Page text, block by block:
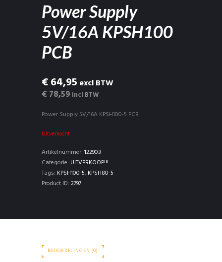
Power Supply
5V/16A KPSH100
PCB
€ 64,95 excl BTW
€ 78,59 incl BTW
Power Supply 5V/16A KPSH100-5 PCB
Uitverkocht
Artikelnummer: 122903
Categorie: UITVERKOOP!!!
Tags: KPSH100-5, KPSH80-5
Product ID: 2797
BEOORDELINGEN (0)